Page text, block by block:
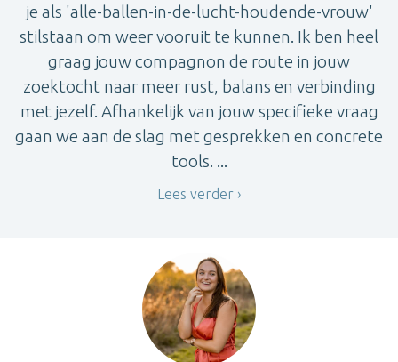
je als 'alle-ballen-in-de-lucht-houdende-vrouw'
stilstaan om weer vooruit te kunnen. Ik ben heel
graag jouw compagnon de route in jouw
zoektocht naar meer rust, balans en verbinding
met jezelf. Afhankelijk van jouw specifieke vraag
gaan we aan de slag met gesprekken en concrete
tools. ...
Lees verder